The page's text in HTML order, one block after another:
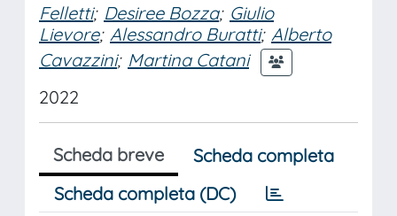
Felletti; Desiree Bozza; Giulio
Lievore; Alessandro Buratti; Alberto
Cavazzini; Martina Catani
2022
Scheda breve
Scheda completa
Scheda completa (DC)